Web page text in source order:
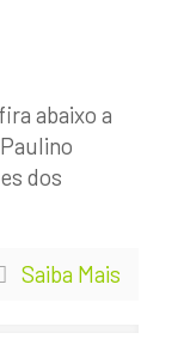
abaixo a
dos
Saiba Mais